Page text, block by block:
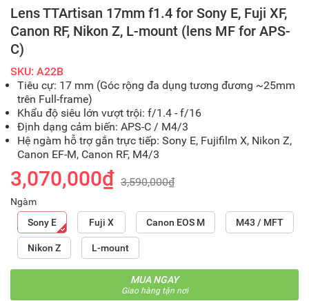
Lens TTArtisan 17mm f1.4 for Sony E, Fuji XF,
Canon RF, Nikon Z, L-mount (lens MF for APS-
C)
SKU: A22B
Tiêu cự: 17 mm (Góc rộng đa dụng tương đương ~25mm
trên Full-frame)
Khẩu độ siêu lớn vượt trội: f/1.4 - f/16
Định dạng cảm biến: APS-C / M4/3
Hệ ngàm hỗ trợ gắn trực tiếp: Sony E, Fujifilm X, Nikon Z,
Canon EF-M, Canon RF, M4/3
3,070,000₫ 3,590,000₫
Ngàm
Sony E
Fuji X Canon EOS M M43 / MFT
Nikon Z L-mount
MUA NGAY
Giao hàng tận nơi